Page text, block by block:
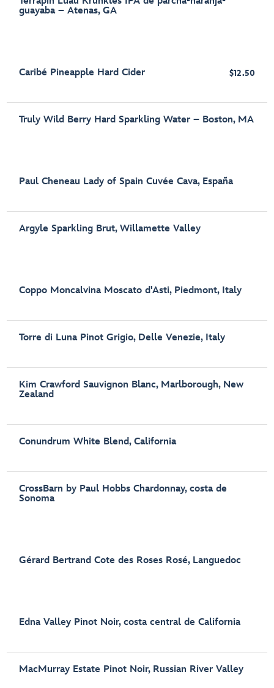
guayaba – Atenas, GA
Caribé Pineapple Hard Cider $12.50
Truly Wild Berry Hard Sparkling Water – Boston, MA
Paul Cheneau Lady of Spain Cuvée Cava, España
Argyle Sparkling Brut, Willamette Valley
Coppo Moncalvina Moscato d'Asti, Piedmont, Italy
Torre di Luna Pinot Grigio, Delle Venezie, Italy
Kim Crawford Sauvignon Blanc, Marlborough, New
Zealand
Conundrum White Blend, California
CrossBarn by Paul Hobbs Chardonnay, costa de
Sonoma
Gérard Bertrand Cote des Roses Rosé, Languedoc
Edna Valley Pinot Noir, costa central de California
MacMurray Estate Pinot Noir, Russian River Valley